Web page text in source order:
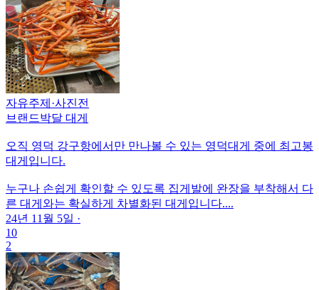
자유주제 ·사진전
브랜드박달 대게
오직 영덕 강구항에서만 만나볼 수 있는 영덕대게 중에 최고봉
대게입니다.
누구나 손쉽게 확인할 수 있도록 집게발에 완장을 부착해서 다
른 대게와는 확실하게 차별화된 대게입니다....
24년 11월 5일 ·
10
2